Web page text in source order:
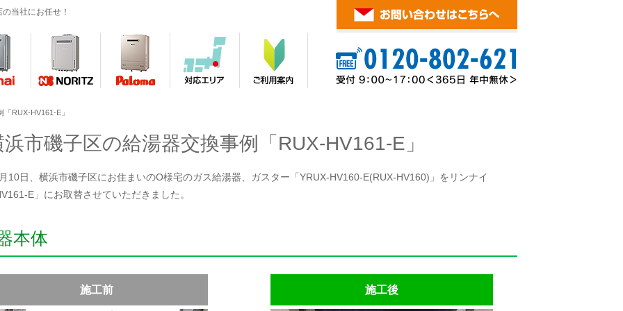
当社にお任せ！
RUX-HV161-E」
浜市磯子区の給湯器交換事例「RUX-HV161-E」
10日、横浜市磯子区にお住まいのO様宅のガス給湯器、ガスター「YRUX-HV160-E(RUX-HV160)」をリンナイ
E」にお取替させていただきました。
本体
施工前 施工後